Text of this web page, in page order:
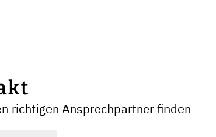
richtigen Ansprechpartner finden